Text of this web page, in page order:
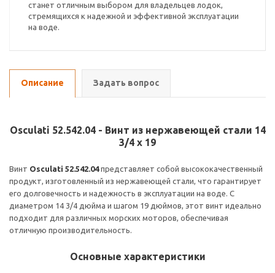
станет отличным выбором для владельцев лодок,
стремящихся к надежной и эффективной эксплуатации
на воде.
Описание Задать вопрос
Osculati 52.542.04 - Винт из нержавеющей стали 14
3/4 x 19
Винт Osculati 52.542.04представляет собой высококачественный
продукт, изготовленный из нержавеющей стали, что гарантирует
его долговечность и надежность в эксплуатации на воде. С
диаметром 14 3/4 дюйма и шагом 19 дюймов, этот винт идеально
подходит для различных морских моторов, обеспечивая
отличную производительность.
Основные характеристики